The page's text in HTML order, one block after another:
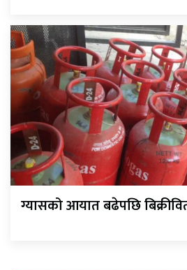
ग्यासको आयात बढेपछि